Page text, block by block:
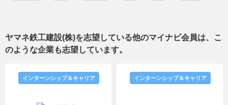
ヤマネ鉄工建設(株)を志望している他のマイナビ会員は、こ
のような企業も志望しています。
インターンシップ＆キャリア インターンシップ＆キャリア